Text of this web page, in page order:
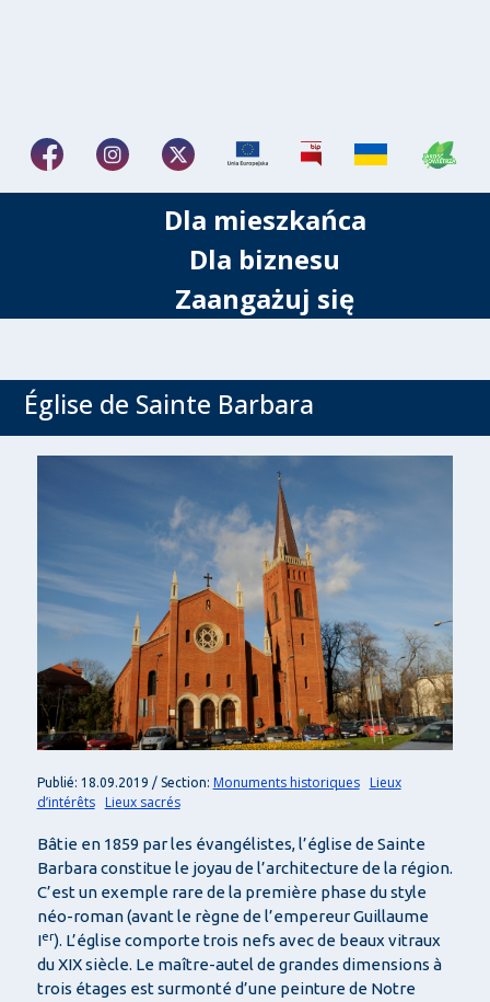
Dla mieszkańca
Dla biznesu
Zaangażuj się
Église de Sainte Barbara
Publié: 18.09.2019 / Section: Monuments historiques
Lieux
d’intérêts
Lieux sacrés
Bâtie en 1859 par les évangélistes, l’église de Sainte
Barbara constitue le joyau de l’architecture de la région.
C’est un exemple rare de la première phase du style
néo-roman (avant le règne de l’empereur Guillaume
Ier). L’église comporte trois nefs avec de beaux vitraux
du XIX siècle. Le maître-autel de grandes dimensions à
trois étages est surmonté d’une peinture de Notre